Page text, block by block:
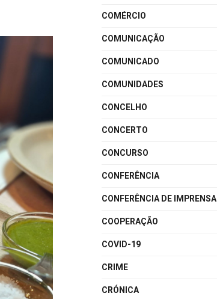
COMÉRCIO
COMUNICAÇÃO
COMUNICADO
COMUNIDADES
CONCELHO
CONCERTO
CONCURSO
CONFERÊNCIA
CONFERÊNCIA DE IMPRENSA
COOPERAÇÃO
COVID-19
CRIME
CRÓNICA